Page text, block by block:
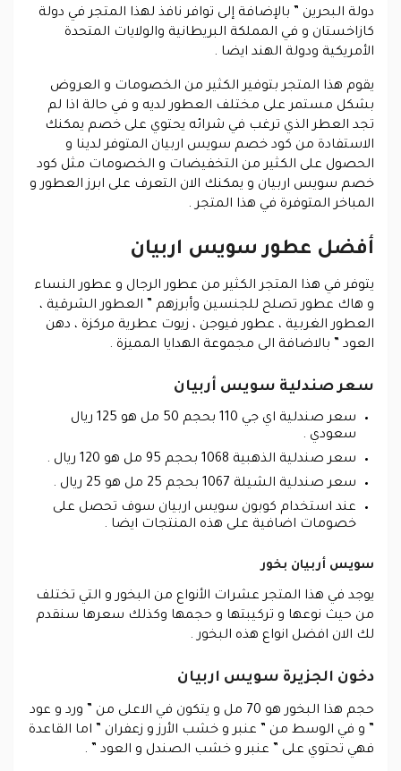
دولة البحرين ” بالإضافة إلى توافر نافذ لهذا المتجر في دولة
كازاخستان و في المملكة البريطانية والولايات المتحدة
الأمريكية ودولة الهند ايضا .
يقوم هذا المتجر بتوفير الكثير من الخصومات و العروض
بشكل مستمر على مختلف العطور لديه و في حالة اذا لم
تجد العطر الذي ترغب في شرائه يحتوي على خصم يمكنك
الاستفادة من كود خصم سويس اربيان المتوفر لدينا و
الحصول على الكثير من التخفيضات و الخصومات مثل كود
خصم سويس اربيان و يمكنك الان التعرف على ابرز العطور و
المباخر المتوفرة في هذا المتجر .
أفضل عطور سويس اربيان
يتوفر في هذا المتجر الكثير من عطور الرجال و عطور النساء
و هاك عطور تصلح للجنسين وأبرزهم ” العطور الشرقية ،
العطور الغربية ، عطور فيوجن ، زيوت عطرية مركزة ، دهن
العود ” بالاضافة الى مجموعة الهدايا المميزة .
سعر صندلية سويس أربيان
سعر صندلية اي جي 110 بحجم 50 مل هو 125 ريال
سعودي .
سعر صندلية الذهبية 1068 بحجم 95 مل هو 120 ريال .
سعر صندلية الشيلة 1067 بحجم 25 مل هو 25 ريال .
عند استخدام كوبون سويس اربيان سوف تحصل على
خصومات اضافية على هذه المنتجات ايضا .
سويس أربيان بخور
يوجد في هذا المتجر عشرات الأنواع من البخور و التي تختلف
من حيث نوعها و تركيبتها و حجمها وكذلك سعرها سنقدم
لك الان افضل انواع هذه البخور .
دخون الجزيرة سويس اربيان
حجم هذا البخور هو 70 مل و يتكون في الاعلى من ” ورد و عود
” و في الوسط من ” عنبر و خشب الأرز و زعفران ” اما القاعدة
فهي تحتوي على ” عنبر و خشب الصندل و العود ” .